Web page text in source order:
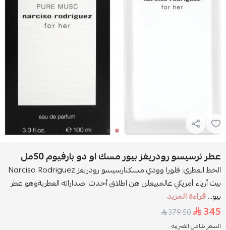
عطر نرسيسو رودريغز بيور مسك او دو بارفيوم 50مل
الخط العطري: فلورا وودي مسكنارسيسو رودريغز Narciso Rodriguez
بيت أزياء أمريكي عالمييعلن هن اطلاق أحدث اصداراته العطريةوهو عطر
بيو...قراءة المزيد
345
379.50
السعر شامل الضريبه